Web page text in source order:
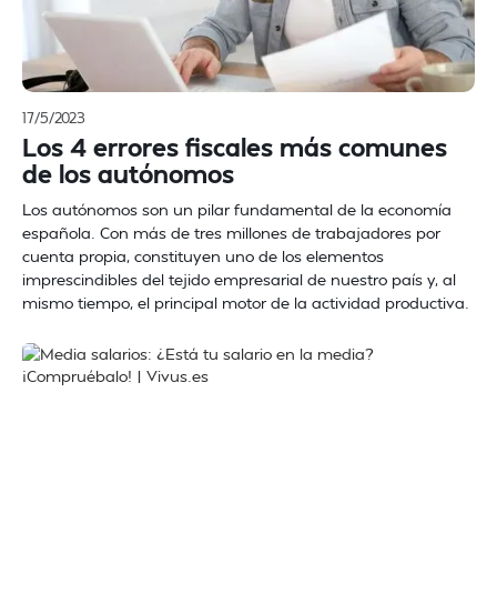
17/5/2023
Los 4 errores fiscales más comunes
de los autónomos
Los autónomos son un pilar fundamental de la economía
española. Con más de tres millones de trabajadores por
cuenta propia, constituyen uno de los elementos
imprescindibles del tejido empresarial de nuestro país y, al
mismo tiempo, el principal motor de la actividad productiva.